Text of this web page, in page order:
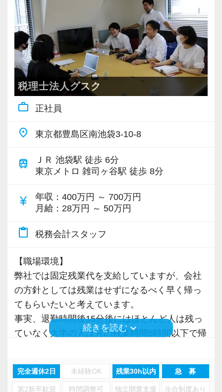
バリバリ働いて活躍したい方、大歓迎です！
これからますます成長していく新宿オフィス
で、一緒に成長していきましょう！
【ご紹介が多い安定企業でお客様から一番に信
頼される税務のプロを目指せます】
私達は「税務のプロフェッショナルとしてお客
いたら、それを一緒になって実現するために大
ます。ご紹介案件が7割を超えているのも、そう
いった私たちの姿勢がお客様から評価されてい
ルの向上を目指し、税務のプロとして高い信頼
を獲得していきます。
お客様から信頼され、心の通ったサービスを提
供する真の「税務プロフェッショナル」として
の道を私たちと一緒に歩んでみませんか？
緒に働ける方を求めています】
会計事務所経験者の方には幅広い業務に携わっ
ていただき、早い段階から部下やチームのマネ
ジメント業務にも挑戦できます！これまでの経
験・知識を活かしながら、さらに上のステージ
でキャリアアップをしませんか？
【対象業種100種以上！節税・融資・税務調査に
強い税理士法人です】
創業以来17年連続増収増益、顧問先数2500以
上、全国6拠点で安定的に成長中です。
お客様に事務所までご来社いただく来所型サー
ビスで、中小企業の経営を幅広くサポートして
専門Webサイトを10サイト以上運営しており、
新規顧問契約のお客様が毎年400件以上増加！
各オフィスに国税OB税理士が在籍しているの
で、税務調査にも精通しています。
税理士という仕事は不況に強い仕事で、融資対
応、給付金のサポート、補助金のサポートなど
お手伝いできる業務は数多く存在しています。
そのため、全拠点でスタッフの増員に力を入れ
また、職場環境の改善に積極的に取り組む企業
税理士法人グスク
work_outline 正社員
place 東京都豊島区南池袋3-10-8
train
ＪＲ 池袋駅 徒歩 6分
東京メトロ 雑司ヶ谷駅 徒歩 8分
currency_yen 年収 ：400万円 ～ 700万円
月給 ：28万円 ～ 50万円
content_paste 税務会計スタッフ
【職場環境】
弊社では固定残業代を支給していますが、会社
の方針としては残業はせずになるべく早く帰っ
てもらいたいと考えています。
事実、退勤時間後15分後にはほとんど人は残っ
ていなく大半の人は月の残業時間5時間以下で帰
【他事務所との違い】
続きを読むkeyboard_arrow_down
完全週休2日 未経験OK 残業30h以内 急 募
第2新卒歓迎 時間調整可 独立開業支援 歩合制度あり